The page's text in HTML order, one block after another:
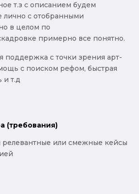
т.з с описанием будем
лично с отобранными
в целом по
примерно все понятно.
поддержка с точки зрения арт-
с поиском рефом, быстрая
и т.д
(требования)
релевантные или смежные кейсы